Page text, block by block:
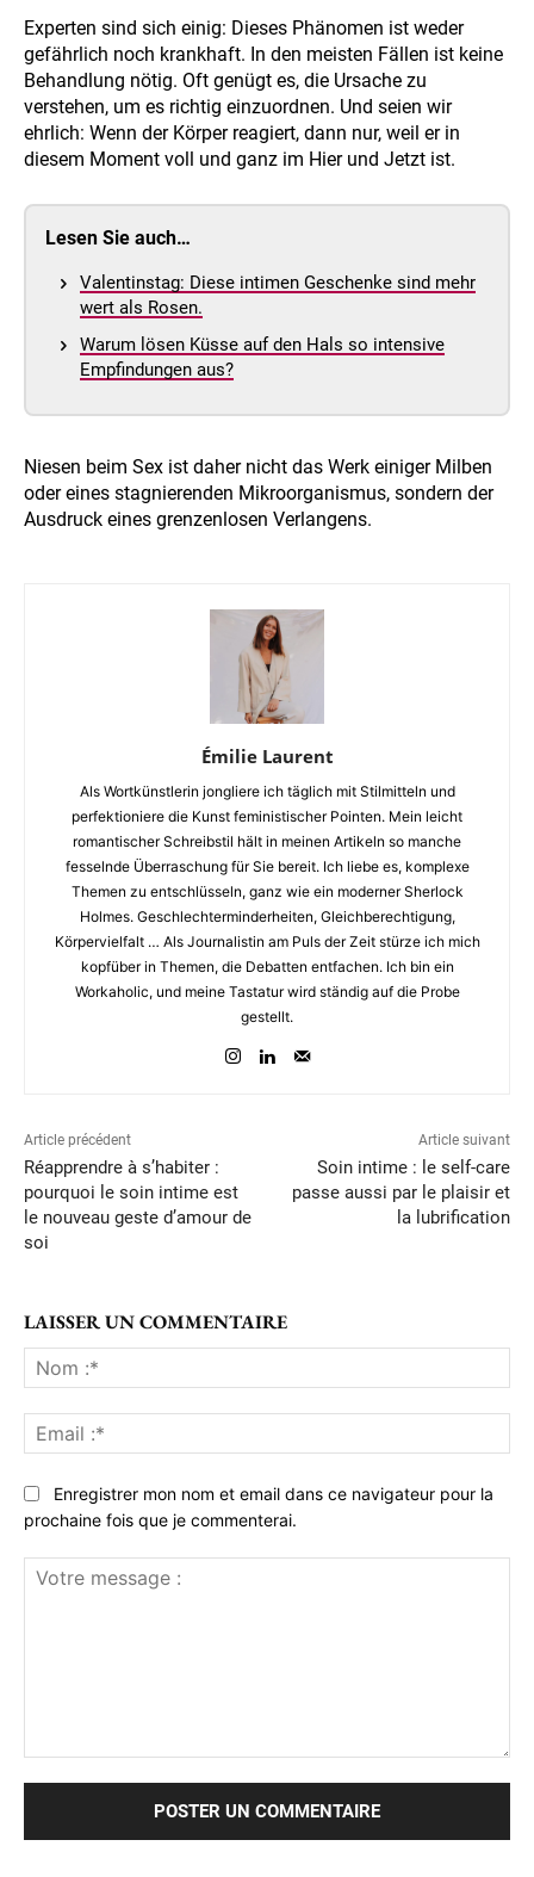
Experten sind sich einig: Dieses Phänomen ist weder
gefährlich noch krankhaft. In den meisten Fällen ist keine
Behandlung nötig. Oft genügt es, die Ursache zu
verstehen, um es richtig einzuordnen. Und seien wir
ehrlich: Wenn der Körper reagiert, dann nur, weil er in
diesem Moment voll und ganz im Hier und Jetzt ist.
Lesen Sie auch…
Valentinstag: Diese intimen Geschenke sind mehr
wert als Rosen.
Warum lösen Küsse auf den Hals so intensive
Empfindungen aus?
Niesen beim Sex ist daher nicht das Werk einiger Milben
oder eines stagnierenden Mikroorganismus, sondern der
Ausdruck eines grenzenlosen Verlangens.
Émilie Laurent
Als Wortkünstlerin jongliere ich täglich mit Stilmitteln und
perfektioniere die Kunst feministischer Pointen. Mein leicht
romantischer Schreibstil hält in meinen Artikeln so manche
fesselnde Überraschung für Sie bereit. Ich liebe es, komplexe
Themen zu entschlüsseln, ganz wie ein moderner Sherlock
Holmes. Geschlechterminderheiten, Gleichberechtigung,
Körpervielfalt … Als Journalistin am Puls der Zeit stürze ich mich
kopfüber in Themen, die Debatten entfachen. Ich bin ein
Workaholic, und meine Tastatur wird ständig auf die Probe
gestellt.
Article précédent
Réapprendre à s’habiter :
pourquoi le soin intime est
le nouveau geste d’amour de
soi
Article suivant
Soin intime : le self-care
passe aussi par le plaisir et
la lubrification
LAISSER UN COMMENTAIRE
:*
:*
Enregistrer mon nom et email dans ce navigateur pour la
prochaine fois que je commenterai.